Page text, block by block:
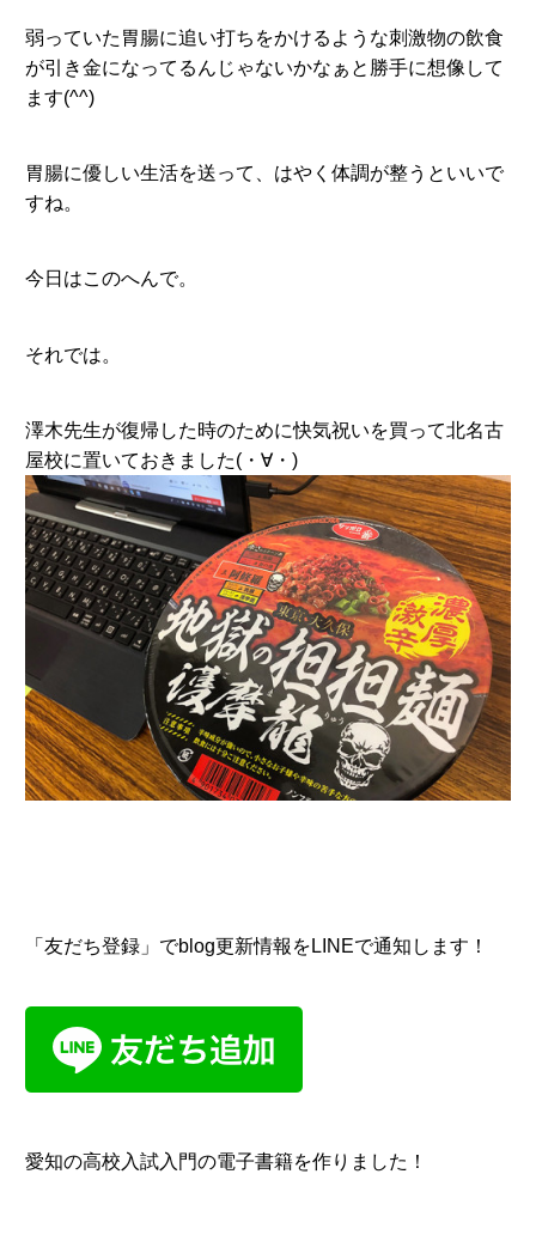
弱っていた胃腸に追い打ちをかけるような刺激物の飲食
が引き金になってるんじゃないかなぁと勝手に想像して
ます(^^)
胃腸に優しい生活を送って、はやく体調が整うといいで
すね。
今日はこのへんで。
それでは。
澤木先生が復帰した時のために快気祝いを買って北名古
屋校に置いておきました(・∀・)
「友だち登録」でblog更新情報をLINEで通知します！
愛知の高校入試入門の電子書籍を作りました！